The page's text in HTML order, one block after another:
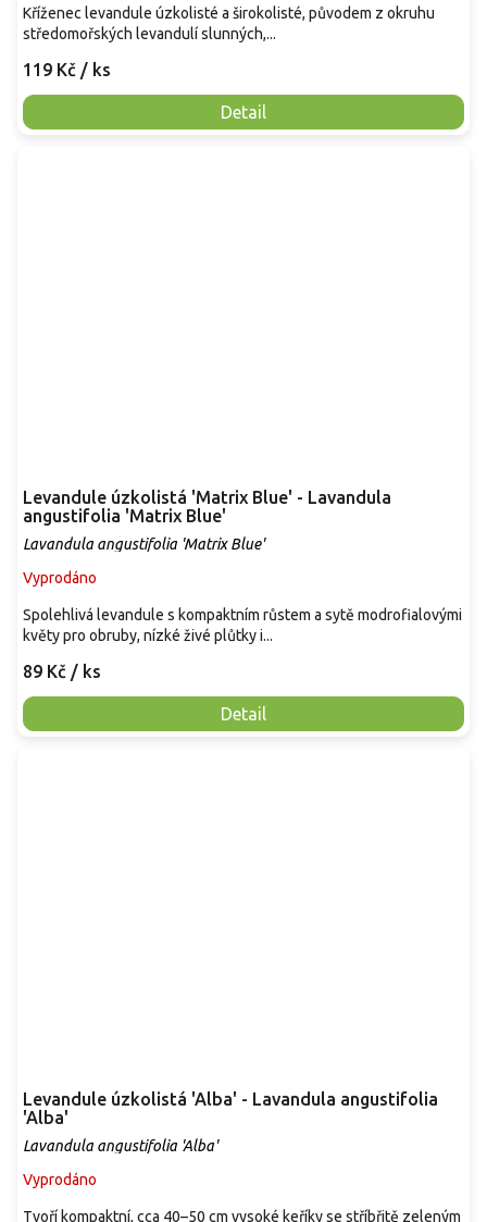
119 Kč / ks
Detail
Kříženec levandule úzkolisté a širokolisté, původem z okruhu
středomořských levandulí slunných,...
Levandule úzkolistá 'Matrix Blue' - Lavandula
angustifolia 'Matrix Blue'
Lavandula angustifolia 'Matrix Blue'
Vyprodáno
89 Kč / ks
Detail
Spolehlivá levandule s kompaktním růstem a sytě modrofialovými
květy pro obruby, nízké živé plůtky i...
Levandule úzkolistá 'Alba' - Lavandula angustifolia
'Alba'
Lavandula angustifolia 'Alba'
Vyprodáno
Tvoří kompaktní, cca 40–50 cm vysoké keříky se stříbřitě zeleným